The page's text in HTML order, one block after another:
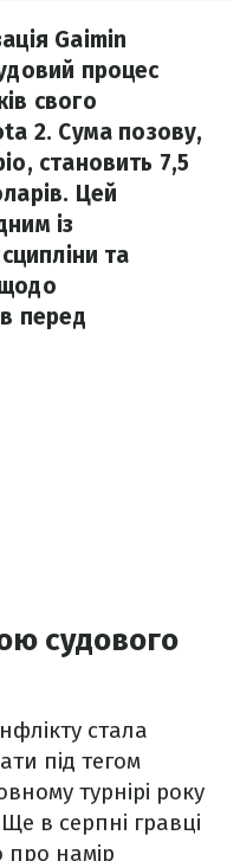
Gaimin
процес
свого
2. Сума позову,
становить 7,5
Цей
із
та
перед
судового
стала
під тегом
турнірі року
в серпні гравці
про намір